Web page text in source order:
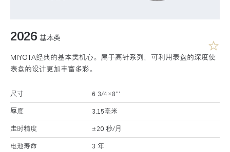
2026 基本类
MIYOTA经典的基本类机心。属于高针系列，可利用表盘的深度使
表盘的设计更加丰富多彩。
尺寸 6 3/4×8’’’
厚度 3.15毫米
走时精度 ±20 秒/月
电池寿命 3 年